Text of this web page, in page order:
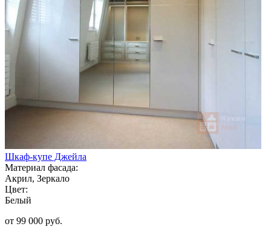
Шкаф-купе Джейла
Материал фасада:
Акрил, Зеркало
Цвет:
Белый
от 99 000 руб.